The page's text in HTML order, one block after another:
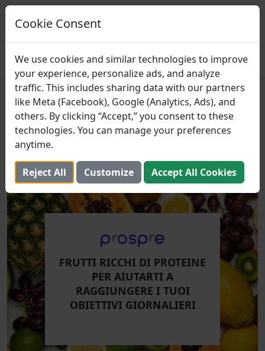
Prospre: pianificatore dei pasti
Piani pasto basati sui macro
Frutti Ricchi di Proteine per
Aiutarti a Raggiungere i Tuoi
Obiettivi Giornalieri
27 giugno 2022 (Aggiornato: 2 agosto 2025)
FRUTTI RICCHI DI PROTEINE
PER AIUTARTI A
RAGGIUNGERE I TUOI
OBIETTIVI GIORNALIERI
Cookie Consent
We use cookies and similar technologies to improve
your experience, personalize ads, and analyze
traffic. This includes sharing data with our partners
like Meta (Facebook), Google (Analytics, Ads), and
others. By clicking “Accept,” you consent to these
technologies. You can manage your preferences
anytime.
Reject All Customize Accept All Cookies